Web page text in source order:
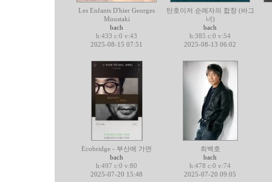
Les Enfants D'hier Georges
Moustaki
bach
h:433 c:0 v:43
2025-08-15 07:51
탄호이저 순례자의 합창 (바그
너)
bach
h:385 c:0 v:54
2025-08-13 06:02
Ecobridge - 부산에 가면
bach
h:497 c:0 v:80
2025-07-20 15:48
최백호
bach
h:478 c:0 v:74
2025-07-20 09:05